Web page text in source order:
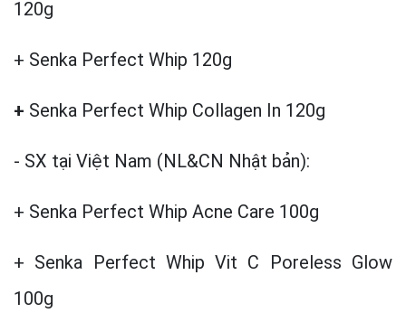
120g
+ Senka Perfect Whip 120g
+ Senka Perfect Whip Collagen In 120g
- SX tại Việt Nam (NL&CN Nhật bản):
+ Senka Perfect Whip Acne Care 100g
+ Senka Perfect Whip Vit C Poreless Glow
100g